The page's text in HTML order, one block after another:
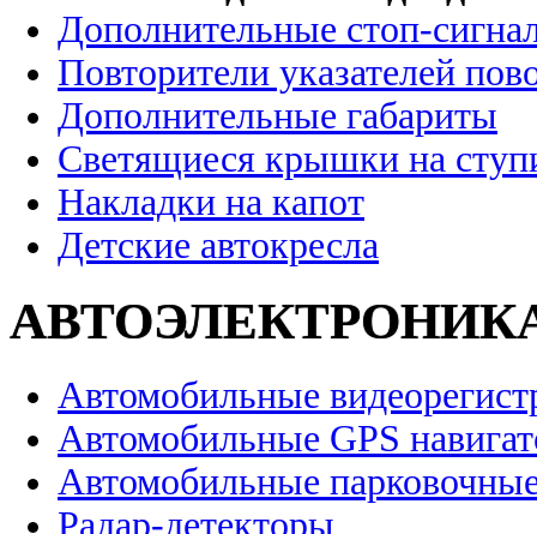
Дополнительные стоп-
Повторители указателей
Дополнительные габариты
Светящиеся крышки на
Накладки на капот
Детские автокресла
Автомобильные
Автомобильные GPS
Автомобильные
Радар-детекторы